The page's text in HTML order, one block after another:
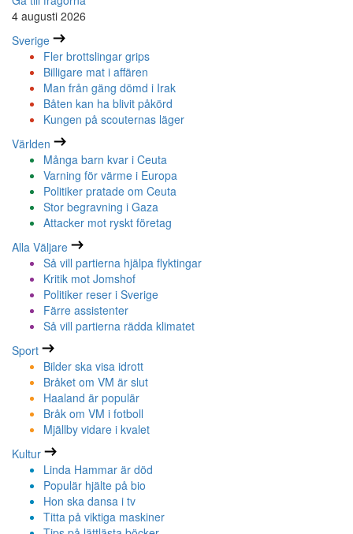
4 augusti 2026
Sverige
Fler brottslingar grips
Billigare mat i affären
Man från gäng dömd i Irak
Båten kan ha blivit påkörd
Kungen på scouternas läger
Världen
Många barn kvar i Ceuta
Varning för värme i Europa
Politiker pratade om Ceuta
Stor begravning i Gaza
Attacker mot ryskt företag
Alla Väljare
Så vill partierna hjälpa flyktingar
Kritik mot Jomshof
Politiker reser i Sverige
Färre assistenter
Så vill partierna rädda klimatet
Sport
Bilder ska visa idrott
Bråket om VM är slut
Haaland är populär
Bråk om VM i fotboll
Mjällby vidare i kvalet
Kultur
Linda Hammar är död
Populär hjälte på bio
Hon ska dansa i tv
Titta på viktiga maskiner